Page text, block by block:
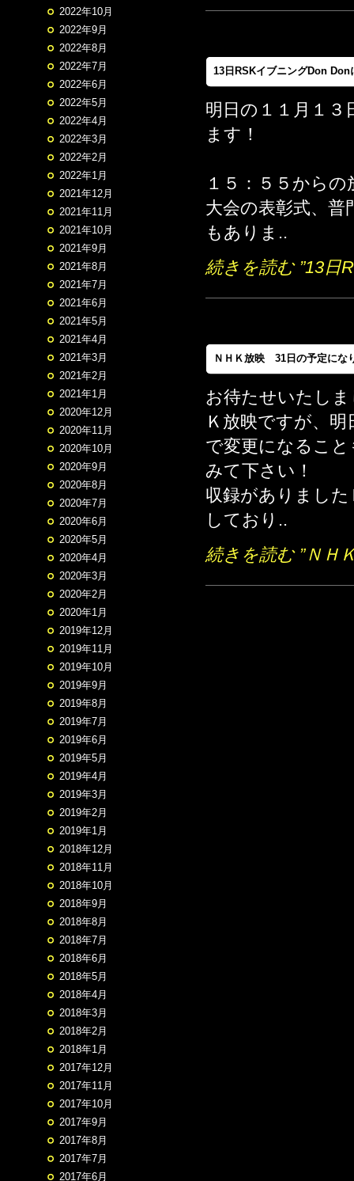
2022年10月
2022年9月
2022年8月
2022年7月
2022年6月
2022年5月
2022年4月
2022年3月
2022年2月
2022年1月
2021年12月
2021年11月
2021年10月
2021年9月
2021年8月
2021年7月
2021年6月
2021年5月
2021年4月
2021年3月
2021年2月
2021年1月
2020年12月
2020年11月
2020年10月
2020年9月
2020年8月
2020年7月
2020年6月
2020年5月
2020年4月
2020年3月
2020年2月
2020年1月
2019年12月
2019年11月
2019年10月
2019年9月
2019年8月
2019年7月
2019年6月
2019年5月
2019年4月
2019年3月
2019年2月
2019年1月
2018年12月
2018年11月
2018年10月
2018年9月
2018年8月
2018年7月
2018年6月
2018年5月
2018年4月
2018年3月
2018年2月
2018年1月
2017年12月
2017年11月
2017年10月
2017年9月
2017年8月
2017年7月
2017年6月
13日RSKイブニングDon Don
明日の１１月１３
ます！
１５：５５から
大会の表彰式、普
もありま..
続きを読む ”13日
ＮＨＫ放映 31日の予定にな
お待たせいたし
Ｋ放映ですが、
で変更になるこ
みて下さい！
収録がありまし
しており..
続きを読む ”ＮＨ